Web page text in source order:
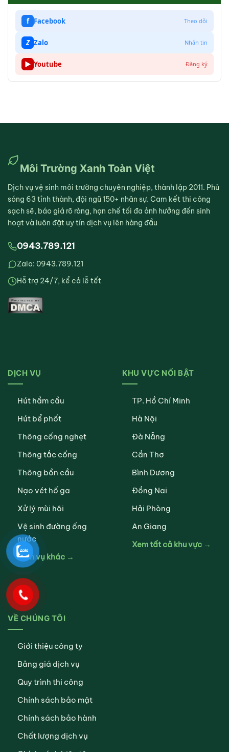
f Facebook Theo dõi
Z Zalo Nhắn tin
▶ Youtube Đăng ký
Môi Trường Xanh Toàn Việt
Dịch vụ vệ sinh môi trường chuyên nghiệp, thành lập 2011. Phủ
sóng 63 tỉnh thành, đội ngũ 150+ nhân sự. Cam kết thi công
sạch sẽ, báo giá rõ ràng, hạn chế tối đa ảnh hưởng đến sinh
hoạt và luôn đặt uy tín dịch vụ lên hàng đầu
0943.789.121
Zalo: 0943.789.121
Hỗ trợ 24/7, kể cả lễ tết
DỊCH VỤ
Hút hầm cầu
Hút bể phốt
Thông cống nghẹt
Thông tắc cống
Thông bồn cầu
Nạo vét hố ga
Xử lý mùi hôi
Vệ sinh đường ống
nước
Dịch vụ khác →
KHU VỰC NỔI BẬT
TP. Hồ Chí Minh
Hà Nội
Đà Nẵng
Cần Thơ
Bình Dương
Đồng Nai
Hải Phòng
An Giang
Xem tất cả khu vực →
VỀ CHÚNG TÔI
Giới thiệu công ty
Bảng giá dịch vụ
Quy trình thi công
Chính sách bảo mật
Chính sách bảo hành
Chất lượng dịch vụ